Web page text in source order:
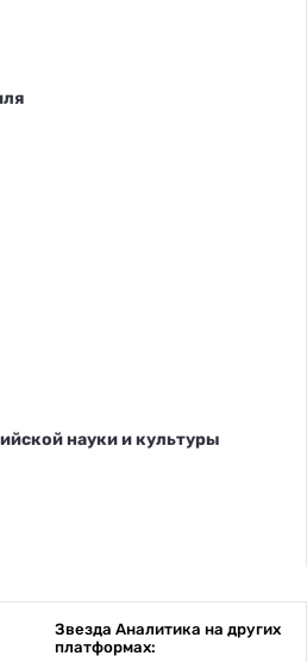
науки и культуры
Звезда Аналитика на других
платформах: